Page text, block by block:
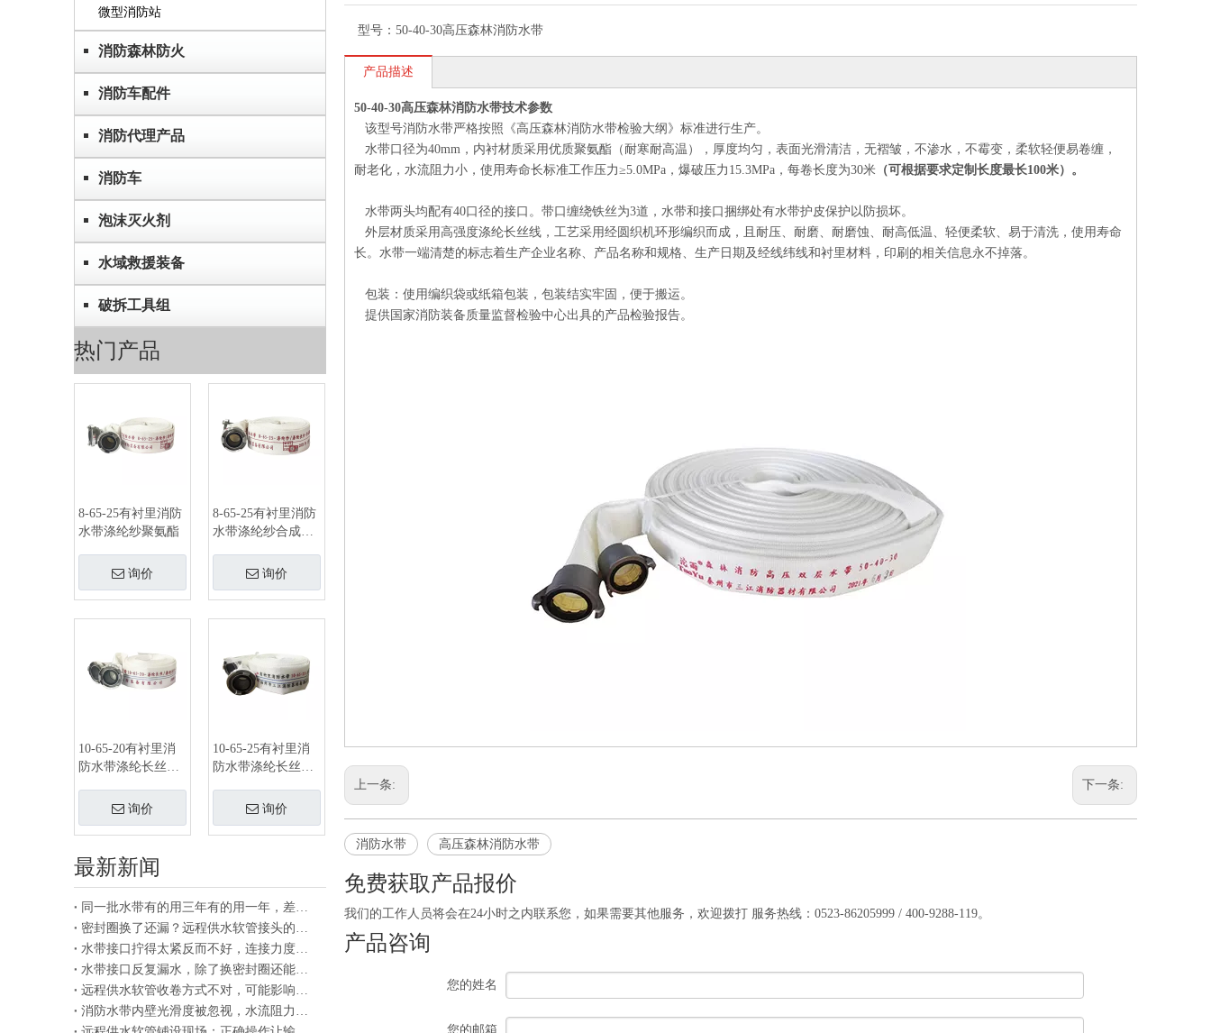
微型消防站
消防森林防火
消防车配件
消防代理产品
消防车
泡沫灭火剂
水域救援装备
破拆工具组
热门产品
8-65-25有衬里消防
水带涤纶纱聚氨酯
询价
8-65-25有衬里消防
水带涤纶纱合成橡
询价
10-65-20有衬里消
防水带涤纶长丝合
询价
10-65-25有衬里消
防水带涤纶长丝合
询价
最新新闻
同一批水带有的用三年有的用一年，差别在存放方式
密封圈换了还漏？远程供水软管接头的另一个漏水原因
水带接口拧得太紧反而不好，连接力度适中就行
水带接口反复漏水，除了换密封圈还能查哪里
远程供水软管收卷方式不对，可能影响下次使用
消防水带内壁光滑度被忽视，水流阻力悄悄变大
型号： 50-40-30高压森林消防水带
产品描述
50-40-30高压森林消防水带技术参数
该型号消防水带严格按照《高压森林消防水带检验大纲》标准进行生产。
水带口径为40mm，内衬材质采用优质聚氨酯（耐寒耐高温），厚度均匀，表面光滑清洁，无褶皱，不渗水，不霉变，柔软轻便易卷缠，
耐老化，水流阻力小，使用寿命长标准工作压力≥5.0MPa，爆破压力15.3MPa，每卷长度为30米 （可根据要求定制长度最长100米）。
水带两头均配有40口径的接口。带口缠绕铁丝为3道，水带和接口捆绑处有水带护皮保护以防损坏。
外层材质采用高强度涤纶长丝线，工艺采用经圆织机环形编织而成，且耐压、耐磨、耐磨蚀、耐高低温、轻便柔软、易于清洗，使用寿命
长。水带一端清楚的标志着生产企业名称、产品名称和规格、生产日期及经线纬线和衬里材料，印刷的相关信息永不掉落。
包装：使用编织袋或纸箱包装，包装结实牢固，便于搬运。
提供国家消防装备质量监督检验中心出具的产品检验报告。
上一条: 下一条:
消防水带 高压森林消防水带
免费获取产品报价
我们的工作人员将会在24小时之内联系您，如果需要其他服务，欢迎拨打 服务热线：0523-86205999 / 400-9288-119。
产品咨询
您的姓名
您的邮箱